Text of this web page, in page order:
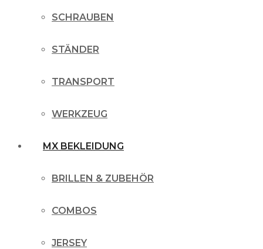
SCHRAUBEN
STÄNDER
TRANSPORT
WERKZEUG
MX BEKLEIDUNG
BRILLEN & ZUBEHÖR
COMBOS
JERSEY